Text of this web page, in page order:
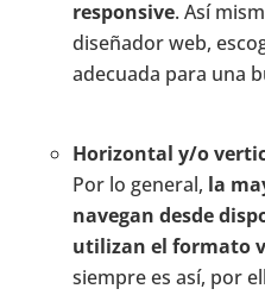
responsive. Así
diseñador web,
adecuada para una
Horizontal y/o
Por lo general, la
navegan desde
utilizan el formato
siempre es así, por